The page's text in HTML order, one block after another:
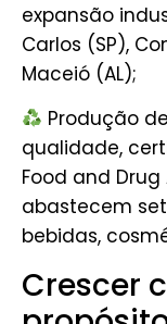
expansão
Carlos (SP),
Maceió (AL);
Produção
qualidade,
Food and
abastecem
bebidas,
Crescer